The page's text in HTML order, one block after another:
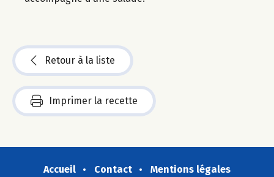
Retour à la liste
Imprimer la recette
Accueil Contact
Mentions légales